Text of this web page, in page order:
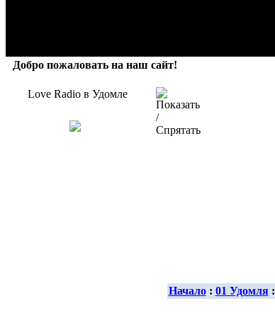
Добро пожаловать на наш сайт!
Love Radio в Удомле
Начало: 01 Удомля: